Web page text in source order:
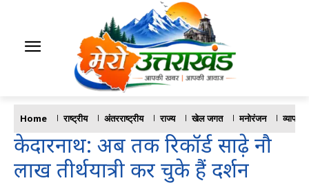
Home राष्ट्रीय अंतरराष्ट्रीय राज्य खेल जगत मनोरंजन व्यापार
केदारनाथ: अब तक रिकॉर्ड साढ़े नौ
लाख तीर्थयात्री कर चुके हैं दर्शन